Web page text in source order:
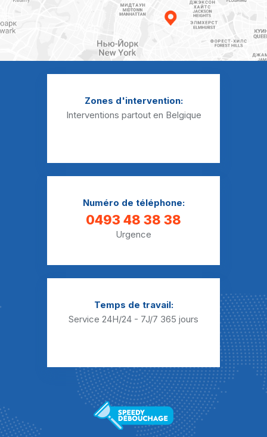
Curage canalisation Rouveroy
Curage canalisation Saint-Vaast
Curage canalisation Strépy-Bracquegnies
Zones d'intervention:
Interventions partout en Belgique
Numéro de téléphone:
0493 48 38 38
Urgence
Temps de travail:
Service 24H/24 - 7J/7 365 jours